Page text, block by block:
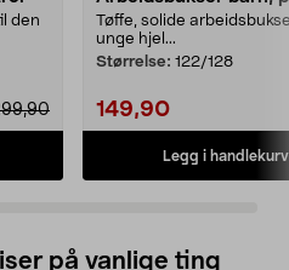
den
Tøffe, solide
unge hjel...
Størrelse: 122/128
149,90
Legg i handlekurv
på vanlige ting